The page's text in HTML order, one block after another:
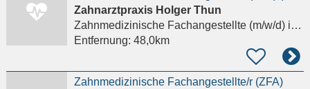
Zahnarztpraxis Holger Thun
Zahnmedizinische Fachangestellte (m/w/d)in Schwerin
Entfernung: 48,0km
Zahnmedizinische Fachangestellte/r (ZFA)